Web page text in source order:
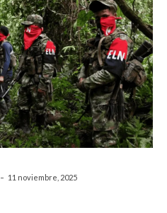
- 11 noviembre, 2025